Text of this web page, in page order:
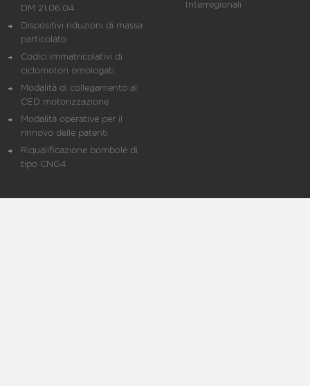
DM 21.06.04
Dispositivi riduzioni di massa
particolato
Codici immatricolativi di
ciclomotori omologati
Modalità di collegamento al
CED motorizzazione
Modalità operative per il
rinnovo delle patenti
Riqualificazione bombole di
tipo CNG4
Interregionali